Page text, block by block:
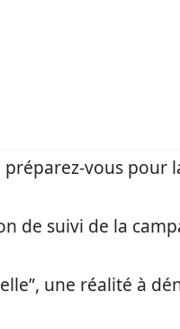
de suivi de la
vous pour
de suivi de la
une réalité à